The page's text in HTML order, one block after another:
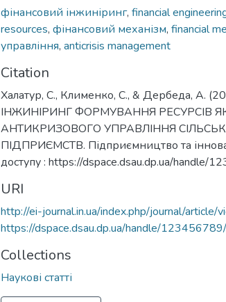
фінансовий інжиніринг, financial
resources, фінансовий механізм, financial
управління, anticrisis management
Citation
Халатур, С., Клименко, С., & Дербеда, А.
ІНЖИНІРИНГ ФОРМУВАННЯ РЕСУРСІВ
АНТИКРИЗОВОГО УПРАВЛІННЯ
ПІДПРИЄМСТВ. Підприємництво та
доступу : https://dspace.dsau.dp.ua/handle/
URI
http://ei-journal.in.ua/index.php/journal/article/
https://dspace.dsau.dp.ua/handle/
Collections
Наукові статті